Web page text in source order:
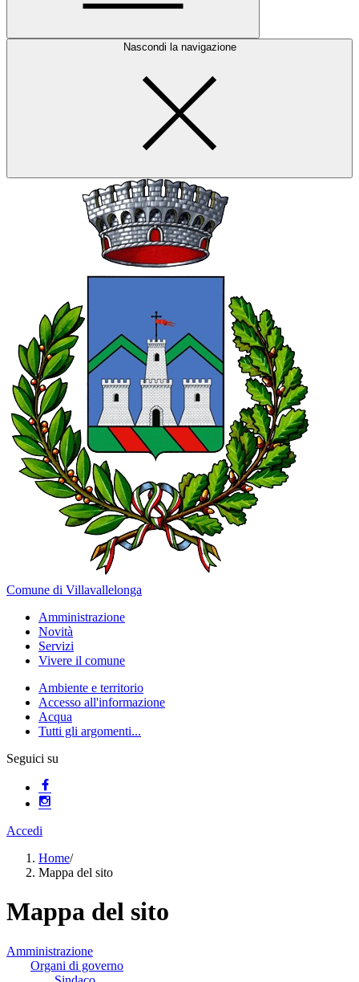
Nascondi la navigazione
Comune di Villavallelonga
Amministrazione
Novità
Servizi
Vivere il comune
Ambiente e territorio
Accesso all'informazione
Acqua
Tutti gli argomenti...
Seguici su
Accedi
Home/
Mappa del sito
Mappa del sito
Amministrazione
Organi di governo